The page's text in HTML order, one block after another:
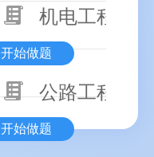
机电工程技术
开始做题
公路工程技术
开始做题